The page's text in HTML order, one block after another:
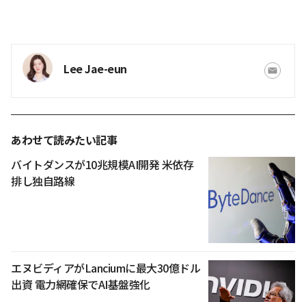
Lee Jae-eun
あわせて読みたい記事
バイトダンスが10兆規模AI開発 米依存
排し独自路線
エヌビディアがLanciumに最大30億ドル
出資 電力網確保でAI基盤強化